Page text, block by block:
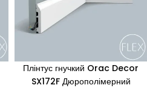
Плінтус гнучкий Orac Decor
SX172F Дюрополімерний